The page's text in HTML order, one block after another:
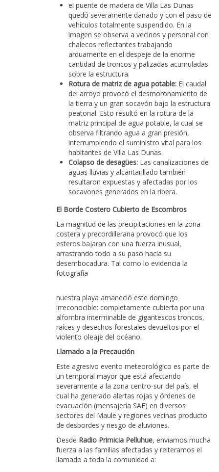
el puente de madera de Villa Las Dunas
quedó severamente dañado y con el paso de
vehículos totalmente suspendido. En la
imagen se observa a vecinos y personal con
chalecos reflectantes trabajando
arduamente en el despeje de la enorme
cantidad de troncos y palizadas acumuladas
sobre la estructura.
Rotura de matriz de agua potable: El caudal
del arroyo provocó el desmoronamiento de
la tierra y un gran socavón bajo la estructura
peatonal. Esto resultó en la rotura de la
matriz principal de agua potable, la cual se
observa filtrando agua a gran presión,
interrumpiendo el suministro vital para los
habitantes de Villa Las Dunas.
Colapso de desagües: Las canalizaciones de
aguas lluvias y alcantarillado también
resultaron expuestas y afectadas por los
socavones generados en la ribera.
El Borde Costero Cubierto de Escombros
La magnitud de las precipitaciones en la zona
costera y precordillerana provocó que los
esteros bajaran con una fuerza inusual,
arrastrando todo a su paso hacia su
desembocadura. Tal como lo evidencia la
fotografía
nuestra playa amaneció este domingo
irreconocible: completamente cubierta por una
alfombra interminable de gigantescos troncos,
raíces y desechos forestales devueltos por el
violento oleaje del océano.
Llamado a la Precaución
Este agresivo evento meteorológico es parte de
un temporal mayor que está afectando
severamente a la zona centro-sur del país, el
cual ha generado alertas rojas y órdenes de
evacuación (mensajería SAE) en diversos
sectores del Maule y regiones vecinas producto
de desbordes y riesgo de aluviones.
Desde Radio Primicia Pelluhue, enviamos mucha
fuerza a las familias afectadas y reiteramos el
llamado a toda la comunidad a: